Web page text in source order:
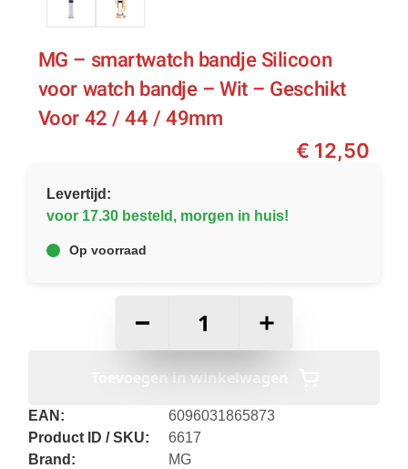
MG – smartwatch bandje Silicoon
voor watch bandje – Wit – Geschikt
Voor 42 / 44 / 49mm
€ 12,50
Levertijd:
voor 17.30 besteld, morgen in huis!
Op voorraad
+
Toevoegen in winkelwagen
EAN:
6096031865873
Product ID / SKU:
6617
Brand:
MG